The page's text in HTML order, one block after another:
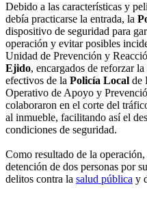
Debido a las características y
debía practicarse la entrada, la
dispositivo de seguridad para
operación y evitar posibles
Unidad de Prevención y
Ejido, encargados de reforzar
efectivos de la Policía Local de
Operativo de Apoyo y
colaboraron en el corte del
al inmueble, facilitando así el
condiciones de seguridad.
Como resultado de la operación,
detención de dos personas por
delitos contra la salud pública y